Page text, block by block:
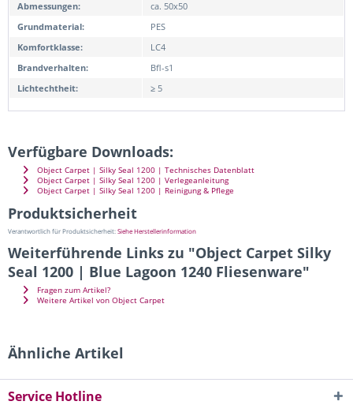
Abmessungen:
ca. 50x50
Grundmaterial:
PES
Komfortklasse:
LC4
Brandverhalten:
Bfl-s1
Lichtechtheit:
≥ 5
Verfügbare Downloads:
Object Carpet | Silky Seal 1200 | Technisches Datenblatt
Object Carpet | Silky Seal 1200 | Verlegeanleitung
Object Carpet | Silky Seal 1200 | Reinigung & Pflege
Produktsicherheit
Verantwortlich für Produktsicherheit:Siehe Herstellerinformation
Weiterführende Links zu "Object Carpet Silky
Seal 1200 | Blue Lagoon 1240 Fliesenware"
Fragen zum Artikel?
Weitere Artikel von Object Carpet
Ähnliche Artikel
Service Hotline